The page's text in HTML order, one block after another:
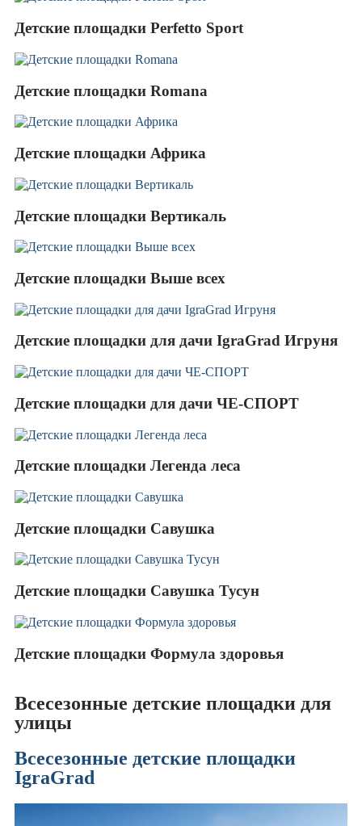
Детские площадки Perfetto Sport
Детские площадки Romana
Детские площадки Африка
Детские площадки Вертикаль
Детские площадки Выше всех
Детские площадки для дачи IgraGrad Игруня
Детские площадки для дачи ЧЕ-СПОРТ
Детские площадки Легенда леса
Детские площадки Савушка
Детские площадки Савушка Тусун
Детские площадки Формула здоровья
Всесезонные детские площадки для
улицы
Всесезонные детские площадки
IgraGrad